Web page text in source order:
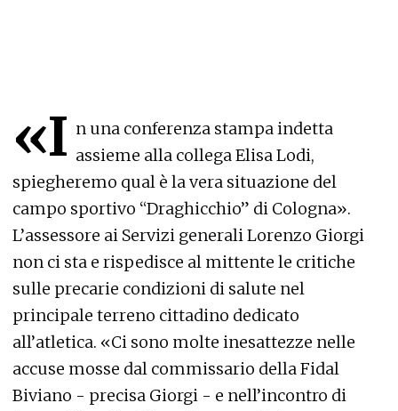
«I n una conferenza stampa indetta
assieme alla collega Elisa Lodi,
spiegheremo qual è la vera situazione del
campo sportivo “Draghicchio” di Cologna».
L’assessore ai Servizi generali Lorenzo Giorgi
non ci sta e rispedisce al mittente le critiche
sulle precarie condizioni di salute nel
principale terreno cittadino dedicato
all’atletica. «Ci sono molte inesattezze nelle
accuse mosse dal commissario della Fidal
Biviano - precisa Giorgi - e nell’incontro di